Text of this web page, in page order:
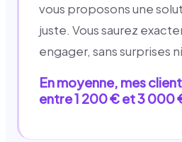
vous proposons une
juste. Vous saurez
engager, sans surprises
En moyenne, mes
entre 1 200 € et 3 000